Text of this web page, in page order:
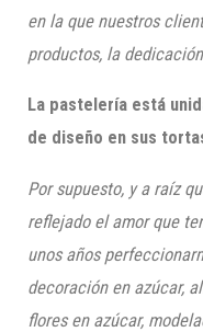
en la que nuestros
productos, la
La pastelería está
de diseño en sus
Por supuesto, ya raíz
reflejado el amor que
unos años
decoración en azúcar,
flores en azúcar,